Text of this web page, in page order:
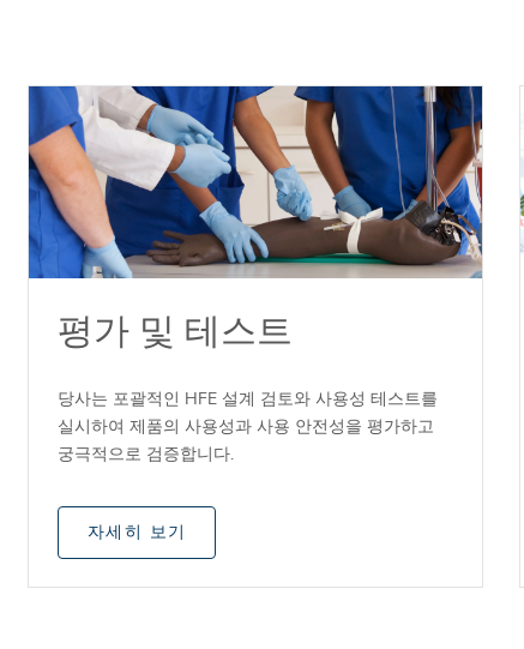
평가 및 테스트
당사는 포괄적인 HFE 설계 검토와 사용성 테스트를
실시하여 제품의 사용성과 사용 안전성을 평가하고
궁극적으로 검증합니다.
자세히 보기